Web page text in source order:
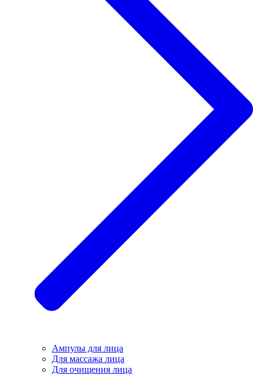
Ампулы для лица
Для массажа лица
Для очищения лица